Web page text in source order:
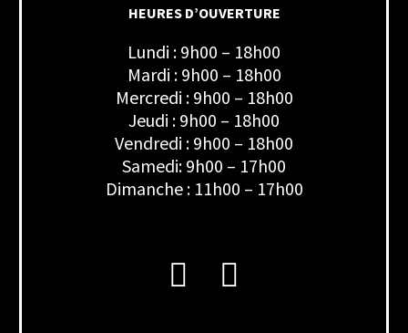
HEURES D’OUVERTURE
Lundi : 9h00 – 18h00
Mardi : 9h00 – 18h00
Mercredi : 9h00 – 18h00
Jeudi : 9h00 – 18h00
Vendredi : 9h00 – 18h00
Samedi: 9h00 – 17h00
Dimanche : 11h00 – 17h00